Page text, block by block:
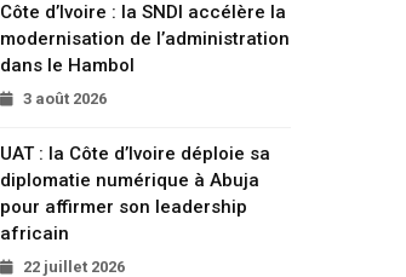
Côte d’Ivoire : la SNDI accélère la
modernisation de l’administration
dans le Hambol
3 août 2026
UAT : la Côte d’Ivoire déploie sa
diplomatie numérique à Abuja
pour affirmer son leadership
africain
22 juillet 2026